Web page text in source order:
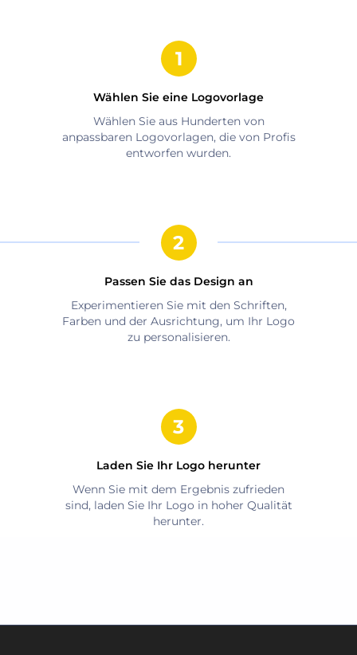
Wählen Sie eine Logovorlage
Wählen Sie aus Hunderten von
anpassbaren Logovorlagen, die von Profis
entworfen wurden.
Passen Sie das Design an
Experimentieren Sie mit den Schriften,
Farben und der Ausrichtung, um Ihr Logo
zu personalisieren.
Laden Sie Ihr Logo herunter
Wenn Sie mit dem Ergebnis zufrieden
sind, laden Sie Ihr Logo in hoher Qualität
herunter.